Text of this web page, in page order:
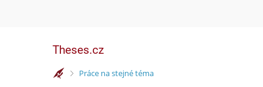
Theses.cz
>Práce na stejné téma